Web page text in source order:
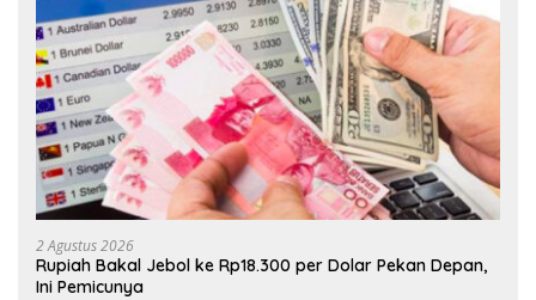
2 Agustus 2026
Rupiah Bakal Jebol ke Rp18.300 per Dolar Pekan Depan,
Ini Pemicunya